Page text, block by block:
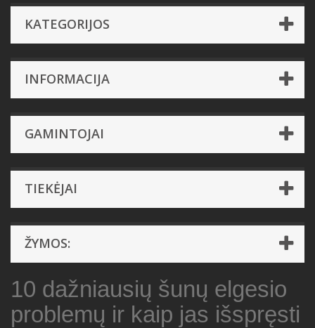
KATEGORIJOS
INFORMACIJA
GAMINTOJAI
TIEKĖJAI
ŽYMOS:
10 dažniausių šunų elgesio
problemų ir kaip jas išspręsti